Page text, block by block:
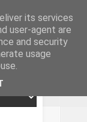
its services
user-agent are
and security
usage